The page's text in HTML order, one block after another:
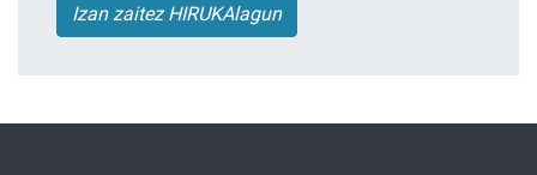
Izan zaitez HIRUKAlagun